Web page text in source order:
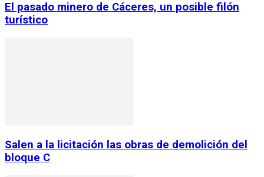
El pasado minero de Cáceres, un posible filón
turístico
Salen a la licitación las obras de demolición del
bloque C